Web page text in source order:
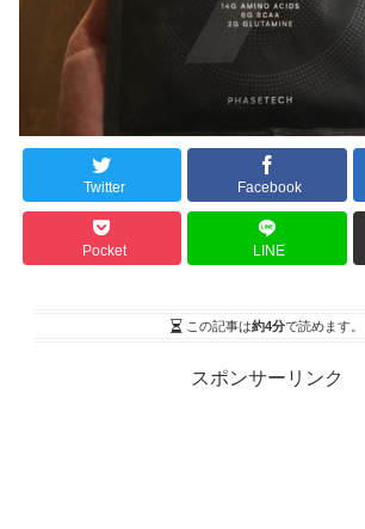
Twitter Facebook
Pocket LINE
この記事は約4分で読めます。
スポンサーリンク